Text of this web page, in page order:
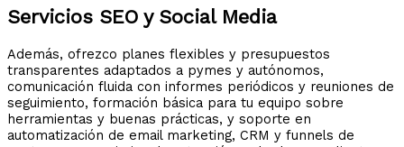
Servicios SEO y Social Media
Además, ofrezco planes flexibles y presupuestos
transparentes adaptados a pymes y autónomos,
comunicación fluida con informes periódicos y reuniones de
seguimiento, formación básica para tu equipo sobre
herramientas y buenas prácticas, y soporte en
automatización de email marketing, CRM y funnels de